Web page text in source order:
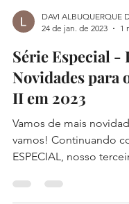
DAVI ALBUQUERQUE
24 de jan. de 2023
1
Série Especial -
Novidades para
II em 2023
Vamos de mais
vamos! Continuando
ESPECIAL, nosso